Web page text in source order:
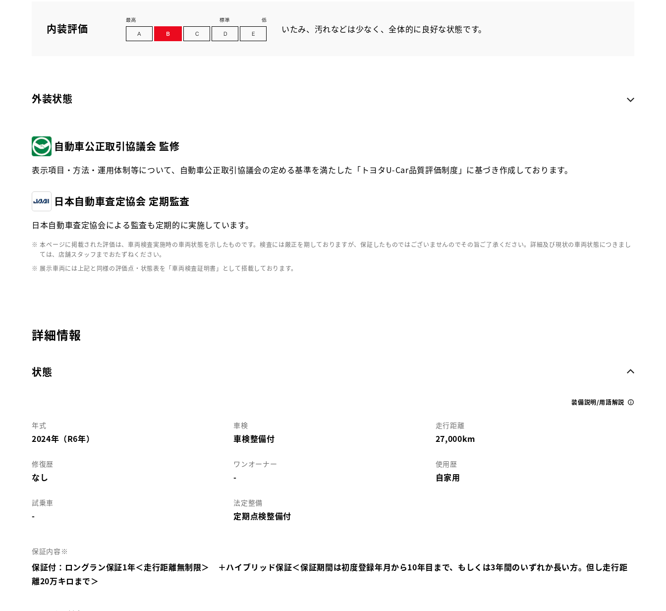
内装評価 いたみ、汚れなどは少なく、全体的に良好な状態です。
外装状態
自動車公正取引協議会 監修
表示項目・方法・運用体制等について、自動車公正取引協議会の定める基準を満たした「トヨタU-Car品質評価制度」に基づき作成しております。
日本自動車査定協会 定期監査
日本自動車査定協会による監査も定期的に実施しています。
※ 本ページに掲載された評価は、車両検査実施時の車両状態を示したものです。検査には厳正を期しておりますが、保証したものではございませんのでその旨ご了承ください。詳細及び現状の車両状態につきまし
ては、店舗スタッフまでおたずねください。
※ 展示車両には上記と同様の評価点・状態表を「車両検査証明書」として搭載しております。
詳細情報
状態
装備説明/用語解説
年式
2024年（R6年）
車検
車検整備付
走行距離
27,000km
修復歴
なし
ワンオーナー
-
使用歴
自家用
試乗車
-
法定整備
定期点検整備付
保証内容※
保証付：ロングラン保証1年＜走行距離無制限＞ ＋ハイブリッド保証＜保証期間は初度登録年月から10年目まで、もしくは3年間のいずれか長い方。但し走行距
離20万キロまで＞